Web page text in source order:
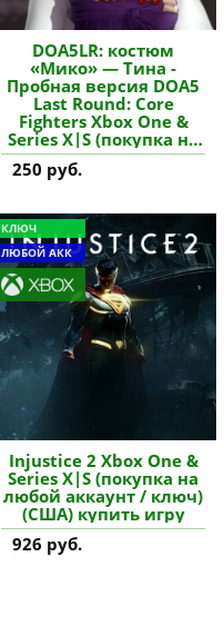
DOA5LR: костюм
«Мико» — Тина -
Пробная версия DOA5
Last Round: Core
Fighters Xbox One &
Series X|S (покупка на
новый аккаунт)
купить дополнение
250 руб.
КЛЮЧ
ЛЮБОЙ АКК
Injustice 2 Xbox One &
Series X|S (покупка на
любой аккаунт / ключ)
(США) купить игру
926 руб.